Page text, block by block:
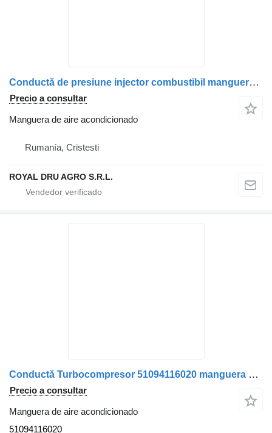
Conductă de presiune injector combustibil manguera de aire acondicionado para MAN 51103040277 / 5110304-0277 / 51103040232 / 5110304-0323 camión
Precio a consultar
Manguera de aire acondicionado
Rumanía, Cristesti
ROYAL DRU AGRO S.R.L.
Conductă Turbocompresor 51094116020 manguera de aire acondicionado para MAN / 5109411-6020 camión
Precio a consultar
Manguera de aire acondicionado
51094116020